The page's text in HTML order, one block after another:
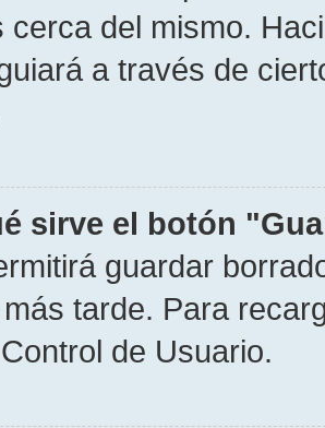
cerca del mismo.
a través de
sirve el botón
guardar
tarde. Para
de Usuario.